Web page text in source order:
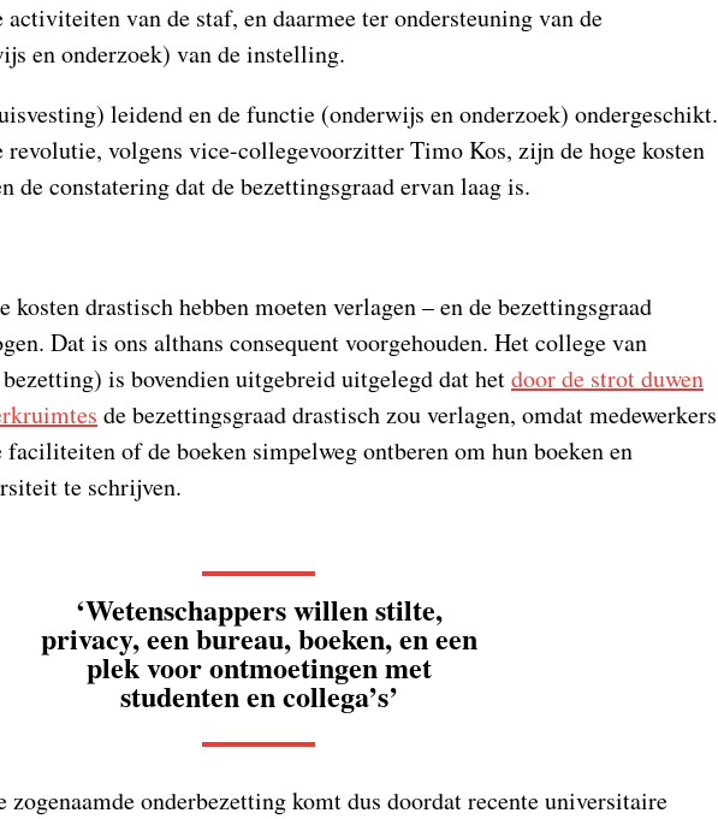
activiteiten van de staf, en daarmee ter ondersteuning van de
en onderzoek) van de instelling.
leidend en de functie (onderwijs en onderzoek) ondergeschikt.
volgens vice-collegevoorzitter Timo Kos, zijn de hoge kosten
de constatering dat de bezettingsgraad ervan laag is.
kosten drastisch hebben moeten verlagen – en de bezettingsgraad
Dat is ons althans consequent voorgehouden. Het college van
is bovendien uitgebreid uitgelegd dat hetdoor de strot duwen
de bezettingsgraad drastisch zou verlagen, omdat medewerkers
of de boeken simpelweg ontberen om hun boeken en
te schrijven.
‘Wetenschappers willen stilte,
privacy, een bureau, boeken, en een
plek voor ontmoetingen met
studenten en collega’s’
zogenaamde onderbezetting komt dus doordat recente universitaire